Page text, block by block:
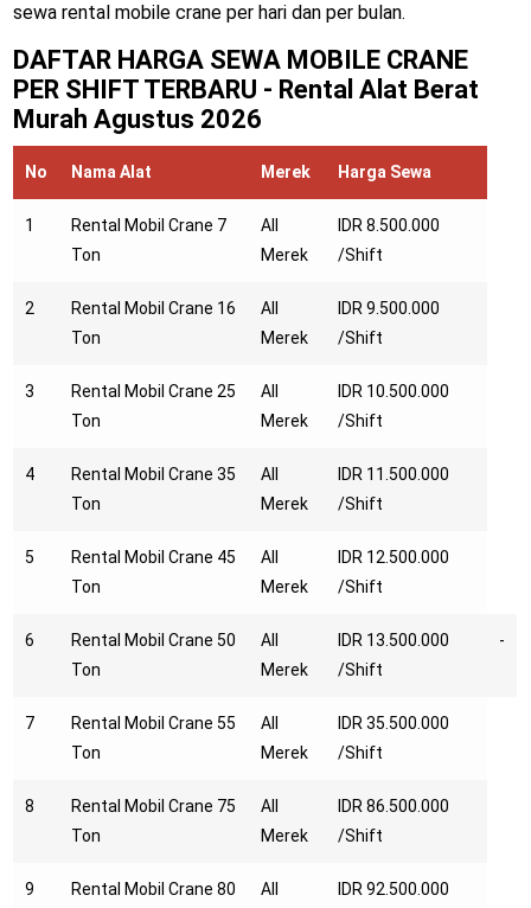
sewa rental mobile crane per hari dan per bulan.
DAFTAR HARGA SEWA MOBILE CRANE
PER SHIFT TERBARU - Rental Alat Berat
MurahAgustus 2026
No Nama Alat Merek Harga Sewa
1
Rental Mobil Crane 7
Ton
All
Merek
IDR 8.500.000
/Shift
2
Rental Mobil Crane 16
Ton
All
Merek
IDR 9.500.000
/Shift
3
Rental Mobil Crane 25
Ton
All
Merek
IDR 10.500.000
/Shift
4
Rental Mobil Crane 35
Ton
All
Merek
IDR 11.500.000
/Shift
5
Rental Mobil Crane 45
Ton
All
Merek
IDR 12.500.000
/Shift
6
Rental Mobil Crane 50
Ton
All
Merek
IDR 13.500.000
/Shift
-
7
Rental Mobil Crane 55
Ton
All
Merek
IDR 35.500.000
/Shift
8
Rental Mobil Crane 75
Ton
All
Merek
IDR 86.500.000
/Shift
9
Rental Mobil Crane 80
All
IDR 92.500.000